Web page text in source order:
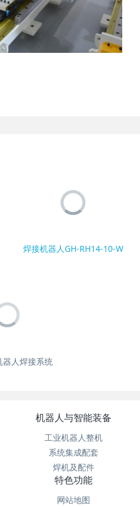
焊接机器人GH-RH14-10-W
器人焊接系统
机器人与智能装备
工业机器人整机
系统集成配套
焊机及配件
特色功能
网站地图